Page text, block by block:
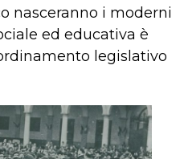
nasceranno i moderni
ed educativa è
legislativo